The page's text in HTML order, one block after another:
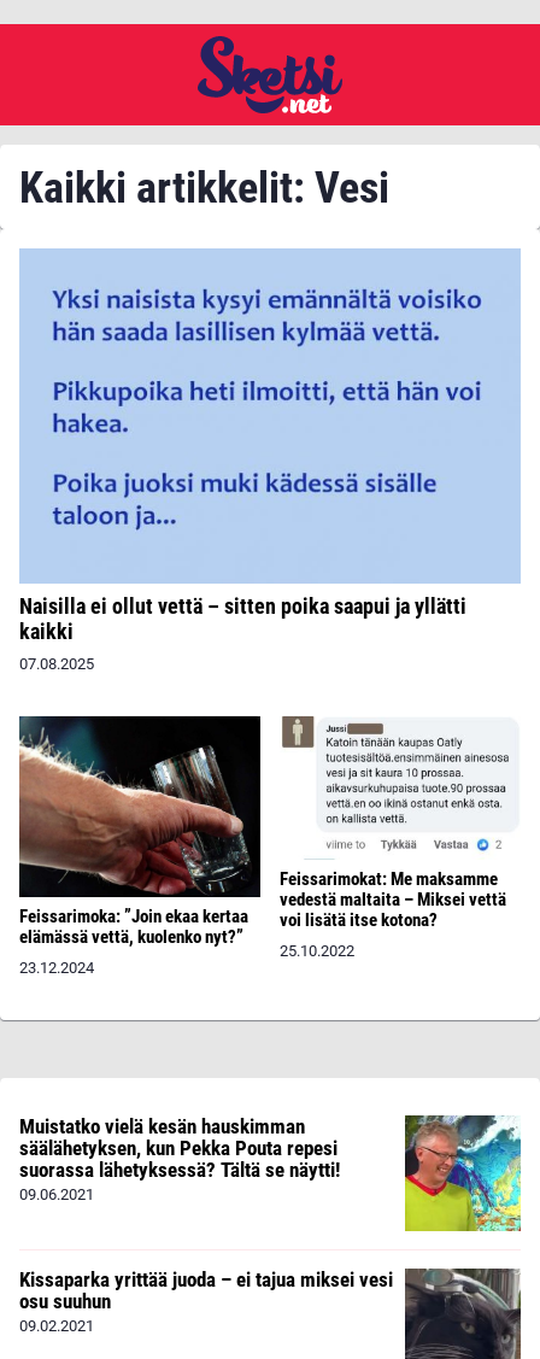
Kaikki artikkelit: Vesi
Naisilla ei ollut vettä – sitten poika saapui ja yllätti
kaikki
07.08.2025
Feissarimoka: ”Join ekaa kertaa
elämässä vettä, kuolenko nyt?”
23.12.2024
Feissarimokat: Me maksamme
vedestä maltaita – Miksei vettä
voi lisätä itse kotona?
25.10.2022
Muistatko vielä kesän hauskimman
säälähetyksen, kun Pekka Pouta repesi
suorassa lähetyksessä? Tältä se näytti!
09.06.2021
Kissaparka yrittää juoda – ei tajua miksei vesi
osu suuhun
09.02.2021